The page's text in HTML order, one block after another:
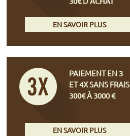
EN SAVOIR PLUS
PAIEMENT EN 3
ET 4X SANS FRAIS
300€ À 3000 €
EN SAVOIR PLUS